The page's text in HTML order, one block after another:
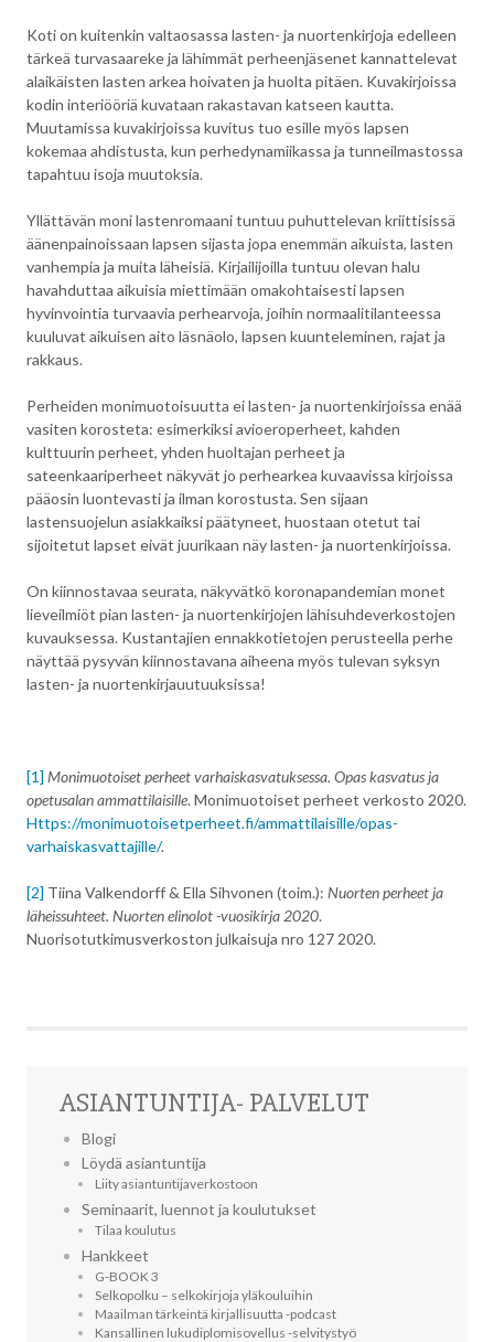
Koti on kuitenkin valtaosassa lasten- ja nuortenkirjoja edelleen
tärkeä turvasaareke ja lähimmät perheenjäsenet kannattelevat
alaikäisten lasten arkea hoivaten ja huolta pitäen. Kuvakirjoissa
kodin interiööriä kuvataan rakastavan katseen kautta.
Muutamissa kuvakirjoissa kuvitus tuo esille myös lapsen
kokemaa ahdistusta, kun perhedynamiikassa ja tunneilmastossa
tapahtuu isoja muutoksia.
Yllättävän moni lastenromaani tuntuu puhuttelevan kriittisissä
äänenpainoissaan lapsen sijasta jopa enemmän aikuista, lasten
vanhempia ja muita läheisiä. Kirjailijoilla tuntuu olevan halu
havahduttaa aikuisia miettimään omakohtaisesti lapsen
hyvinvointia turvaavia perhearvoja, joihin normaalitilanteessa
kuuluvat aikuisen aito läsnäolo, lapsen kuunteleminen, rajat ja
rakkaus.
Perheiden monimuotoisuutta ei lasten- ja nuortenkirjoissa enää
vasiten korosteta: esimerkiksi avioeroperheet, kahden
kulttuurin perheet, yhden huoltajan perheet ja
sateenkaariperheet näkyvät jo perhearkea kuvaavissa kirjoissa
pääosin luontevasti ja ilman korostusta. Sen sijaan
lastensuojelun asiakkaiksi päätyneet, huostaan otetut tai
sijoitetut lapset eivät juurikaan näy lasten- ja nuortenkirjoissa.
On kiinnostavaa seurata, näkyvätkö koronapandemian monet
lieveilmiöt pian lasten- ja nuortenkirjojen lähisuhdeverkostojen
kuvauksessa. Kustantajien ennakkotietojen perusteella perhe
näyttää pysyvän kiinnostavana aiheena myös tulevan syksyn
lasten- ja nuortenkirjauutuuksissa!
[1] Monimuotoiset perheet varhaiskasvatuksessa. Opas kasvatus ja
opetusalan ammattilaisille. Monimuotoiset perheet verkosto 2020.
Https://monimuotoisetperheet.fi/ammattilaisille/opas-
varhaiskasvattajille/.
[2] Tiina Valkendorff & Ella Sihvonen (toim.): Nuorten perheet ja
läheissuhteet. Nuorten elinolot -vuosikirja 2020.
Nuorisotutkimusverkoston julkaisuja nro 127 2020.
ASIANTUNTIJA- PALVELUT
Blogi
Löydä asiantuntija
Liity asiantuntijaverkostoon
Seminaarit, luennot ja koulutukset
Tilaa koulutus
Hankkeet
G-BOOK 3
Selkopolku – selkokirjoja yläkouluihin
Maailman tärkeintä kirjallisuutta -podcast
Kansallinen lukudiplomisovellus -selvitystyö